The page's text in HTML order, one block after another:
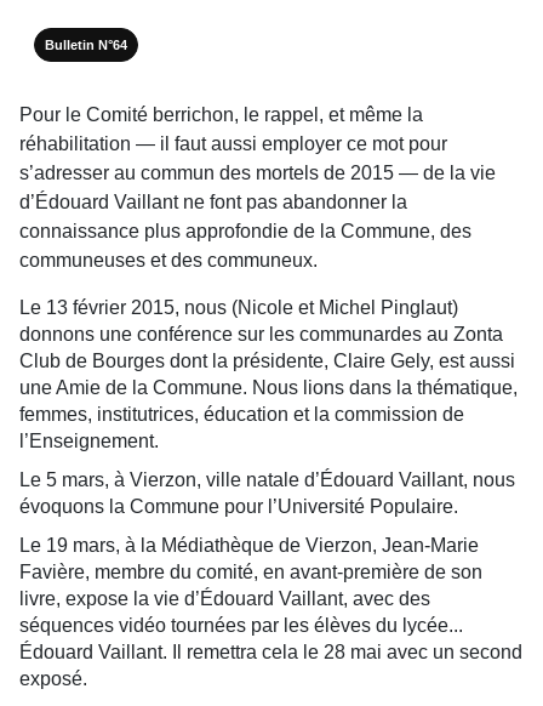
Bulletin N°64
Pour le Comité berrichon, le rappel, et même la
réhabilitation — il faut aussi employer ce mot pour
s’adresser au commun des mortels de 2015 — de la vie
d’Édouard Vaillant ne font pas abandonner la
connaissance plus approfondie de la Commune, des
communeuses et des communeux.
Le 13 février 2015, nous (Nicole et Michel Pinglaut)
donnons une conférence sur les communardes au Zonta
Club de Bourges dont la présidente, Claire Gely, est aussi
une Amie de la Commune. Nous lions dans la thématique,
femmes, institutrices, éducation et la commission de
l’Enseignement.
Le 5 mars, à Vierzon, ville natale d’Édouard Vaillant, nous
évoquons la Commune pour l’Université Populaire.
Le 19 mars, à la Médiathèque de Vierzon, Jean-Marie
Favière, membre du comité, en avant-première de son
livre, expose la vie d’Édouard Vaillant, avec des
séquences vidéo tournées par les élèves du lycée...
Édouard Vaillant. Il remettra cela le 28 mai avec un second
exposé.